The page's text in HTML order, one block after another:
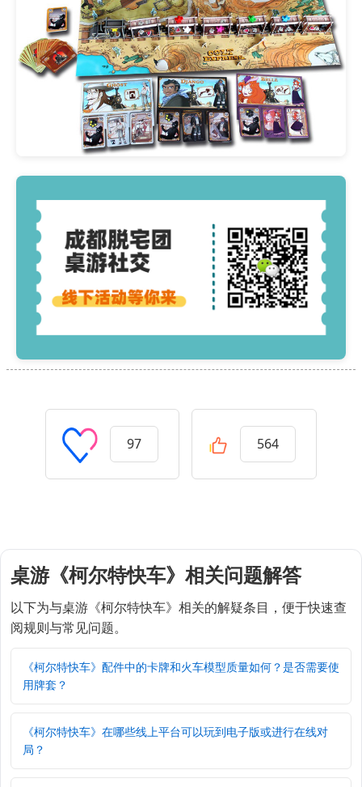
97 564
桌游《柯尔特快车》相关问题解答
以下为与桌游《柯尔特快车》相关的解疑条目，便于快速查
阅规则与常见问题。
《柯尔特快车》配件中的卡牌和火车模型质量如何？是否需要使
用牌套？
《柯尔特快车》在哪些线上平台可以玩到电子版或进行在线对
局？